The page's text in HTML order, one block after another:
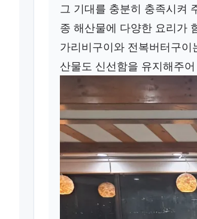
그 기대를 충분히 충족시켜
종 해산물에 다양한 요리가
가리비구이와 전복버터구
산물도 신선함을 유지해주